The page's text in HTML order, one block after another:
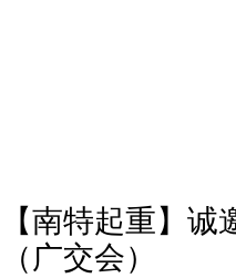
【南特起重】
（广交会）